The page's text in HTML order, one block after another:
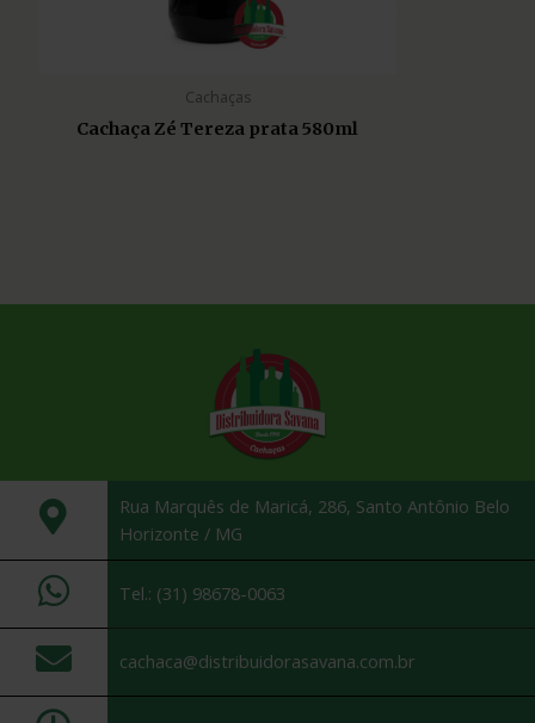
Cachaças
Cachaça Zé Tereza prata 580ml
Rua Marquês de Maricá, 286, Santo Antônio Belo
Horizonte / MG
Tel.: (31) 98678-0063
cachaca@distribuidorasavana.com.br